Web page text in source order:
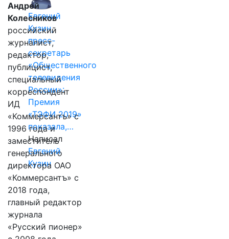
Евгений
Кузин,
пресс-
секретарь
«Общественного
телевидения
России»:
Премия
«ТЭФИ 2019»
показала,…
Написал
Евгений
Кузин
Андрей
Колесников
российский
журналист,
редактор,
публицист,
специальный
корреспондент
ИД
«Коммерсантъ» с
1996 года и
заместитель
генерального
директора ОАО
«Коммерсантъ» с
2018 года,
главный редактор
журнала
«Русский пионер»